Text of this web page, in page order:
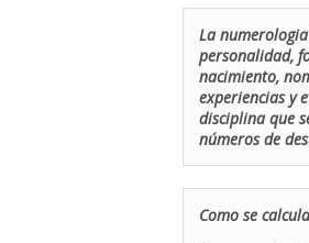
La
personalidad,
nacimiento,
experiencias y
disciplina que
números de
Como se